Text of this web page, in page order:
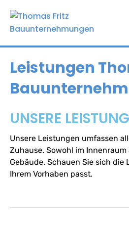
Leistungen
UNSERE
Unsere Leistungen umfassen
Zuhause. Sowohl im
Gebäude. Schauen Sie sich die
Ihrem Vorhaben passt.